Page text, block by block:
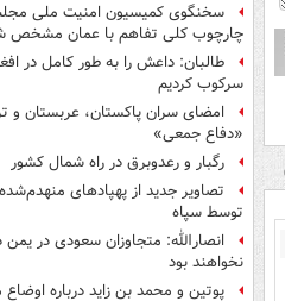
سخنگوی کمیسیون امنیت ملی
چارچوب کلی تفاهم با عمان مشخص
طالبان: داعش را به طور کامل در
سرکوب کردیم
امضای سران پاکستان، عربستان و
«دفاع جمعی»
رگبار و رعدوبرق در راه شمال کشور
تصاویر جدید از پهپادهای منهدم‌شده
توسط سپاه
انصارالله: متجاوزان سعودی در یمن
نخواهند بود
پوتین و محمد بن زاید درباره